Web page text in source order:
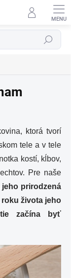
Hľadať
ktorá tvorí
tele a v tele
kostí, kĺbov,
Pre naše
jeho prirodzená
života jeho
začína byť